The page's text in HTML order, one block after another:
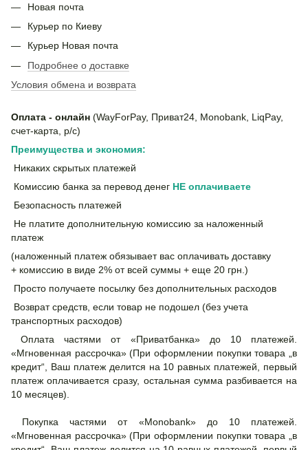
Новая почта
Курьер по Киеву
Курьер Новая почта
Подробнее о доставке
Условия обмена и возврата
Оплата - онлайн (WayForPay, Приват24, Monobank, LiqPay,
счет-карта, р/с)
Преимущества и экономия:
Никаких скрытых платежей
Комиссию банка за перевод денег НЕ оплачиваете
Безопасность платежей
Не платите дополнительную комиссию за наложенный
платеж
(наложенный платеж обязывает вас оплачивать доставку
+ комиссию в виде 2% от всей суммы + еще 20 грн.)
Просто получаете посылку без дополнительных расходов
Возврат средств, если товар не подошел (без учета
транспортных расходов)
Оплата частями от «Приватбанка» до 10 платежей.
«Мгновенная рассрочка» (При оформлении покупки товара „в
кредит“, Ваш платеж делится на 10 равных платежей, первый
платеж оплачивается сразу, остальная сумма разбивается на
10 месяцев).
Покупка частями от «Monobank» до 10 платежей.
«Мгновенная рассрочка» (При оформлении покупки товара „в